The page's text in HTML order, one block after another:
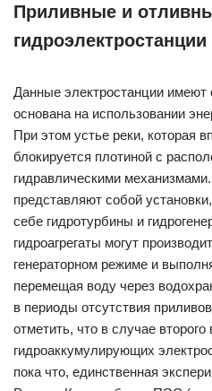
Приливные и
Данные электростанции имеют
основана на использовании
При этом устье реки, которая
блокируется плотиной с
гидравлическими
представляют собой
себе гидротурбины и
гидроагрегаты могут
генераторном режиме и
перемещая воду через
в периоды отсутствия
отметить, что в случае
гидроаккумулирующих
пока что, единственная